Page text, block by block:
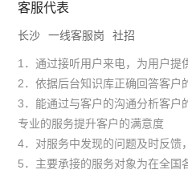
客服代表
长沙 一线客服岗 社招
1．通过接听用户来电，为用户提
2．依据后台知识库正确回答客户
3．能通过与客户的沟通分析客户
专业的服务提升客户的满意度
4．对服务中发现的问题及时反馈
5．主要承接的服务对象为在全国